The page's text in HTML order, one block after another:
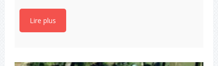
Lire plus